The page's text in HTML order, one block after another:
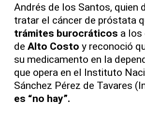
Andrés de los Santos, quien
tratar el cáncer de próstata
trámites burocráticos a los
de Alto Costo y reconoció
su medicamento en la
que opera en el Instituto
Sánchez Pérez de Tavares
es “no hay”.